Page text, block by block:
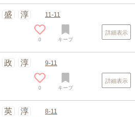
盛 淳 11-11
0 キープ
詳細表示
政 淳 9-11
0 キープ
詳細表示
英 淳 8-11